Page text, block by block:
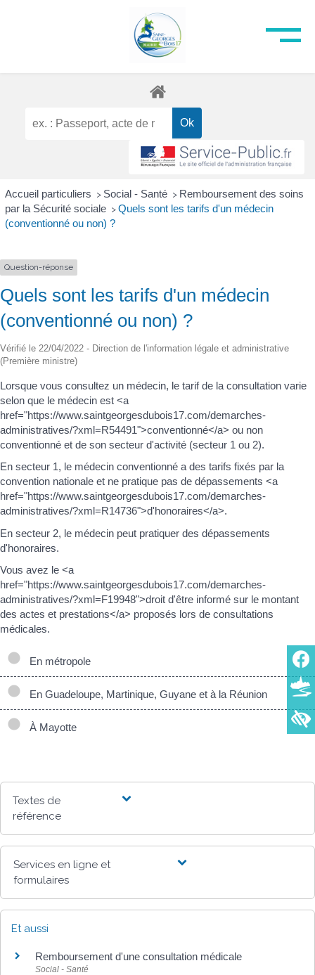
Accueil particuliers > Social - Santé > Remboursement des soins
par la Sécurité sociale > Quels sont les tarifs d'un médecin
(conventionné ou non) ?
Question-réponse
Quels sont les tarifs d'un médecin
(conventionné ou non) ?
Vérifié le 22/04/2022 - Direction de l'information légale et administrative
(Première ministre)
Lorsque vous consultez un médecin, le tarif de la consultation varie
selon que le médecin est <a
href="https://www.saintgeorgesdubois17.com/demarches-
administratives/?xml=R54491">conventionné</a> ou non
conventionné et de son secteur d'activité (secteur 1 ou 2).
En secteur 1, le médecin conventionné a des tarifs fixés par la
convention nationale et ne pratique pas de dépassements <a
href="https://www.saintgeorgesdubois17.com/demarches-
administratives/?xml=R14736">d'honoraires</a>.
En secteur 2, le médecin peut pratiquer des dépassements
d'honoraires.
Vous avez le <a
href="https://www.saintgeorgesdubois17.com/demarches-
administratives/?xml=F19948">droit d'être informé sur le montant
des actes et prestations</a> proposés lors de consultations
médicales.
En métropole
En Guadeloupe, Martinique, Guyane et à la Réunion
À Mayotte
Textes de
référence
Services en ligne et
formulaires
Et aussi
Remboursement d'une consultation médicale
Social - Santé